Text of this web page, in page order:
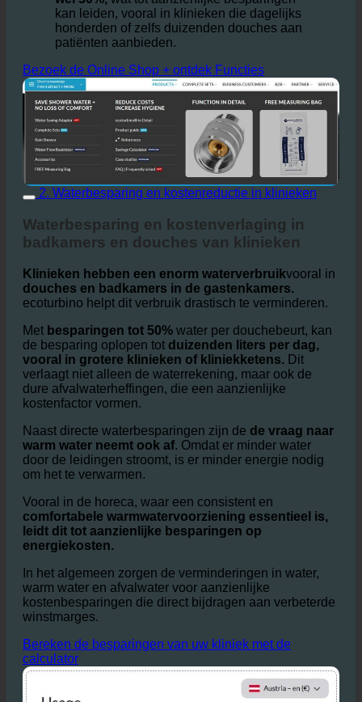
Dezevermindert het waterverbruik met
wel 50%,wat tot aanzienlijke besparingen
kan leiden, vooral in klinieken die dagelijks
honderden of zelfs duizenden douches aan
patiënten aanbieden.
Bezoek de Online Shop + ontdek Functies
2. Waterbesparing en kostenreductie in klinieken
badkamers en douches van klinieken
Klinieken hebben een enorm waterverbruikvooral in
douches en badkamers in de gastenkamers.
ecoturbino helpt dit verbruik drastisch te verminderen.
Metbesparingen tot 50%water per douchebeurt, kan
de besparing oplopen totduizenden liters per dag,
vooral in grotere klinieken of kliniekketens.Dit
verlaagt niet alleen de waterrekening, maar ook de
dure afvalwaterheffingen, die een aanzienlijke
kostenfactor vormen.
Naast directe waterbesparingen zijn dede vraag naar
warm water neemt ook af
door de leidingen stroomt, is er minder energie nodig
om het te verwarmen.
Vooral in de horeca, waar een consistent en
comfortabele warmwatervoorziening essentieel is,
leidt dit tot aanzienlijke besparingen op
energiekosten.
In het algemeen zorgen de verminderingen in water,
warm water en afvalwater voor aanzienlijke
kostenbesparingen die direct bijdragen aan verbeterde
winstmarges.
Bereken de besparingen van uw kliniek met de
calculator